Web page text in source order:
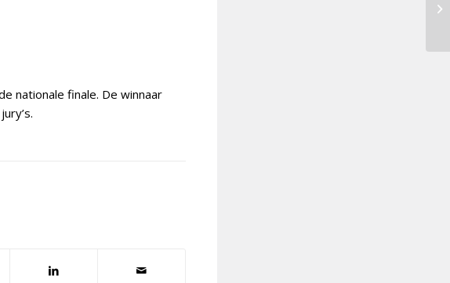
nationale finale. De winnaar